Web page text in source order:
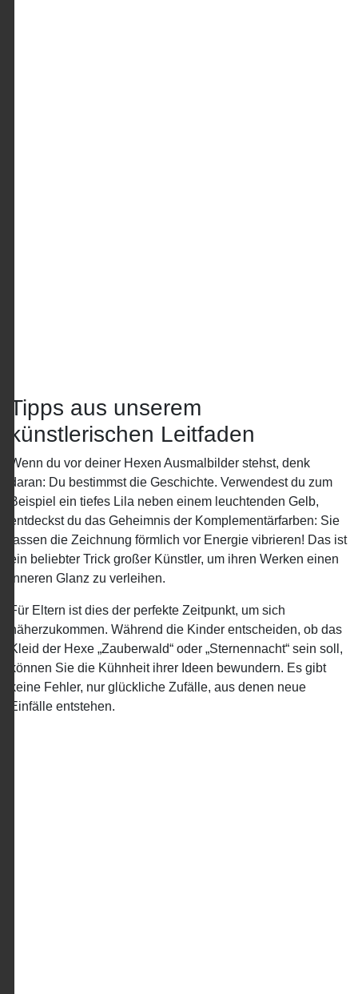
Tipps aus unserem
künstlerischen Leitfaden
Wenn du vor deiner Hexen Ausmalbilder stehst, denk
daran: Du bestimmst die Geschichte. Verwendest du zum
Beispiel ein tiefes Lila neben einem leuchtenden Gelb,
entdeckst du das Geheimnis der Komplementärfarben: Sie
lassen die Zeichnung förmlich vor Energie vibrieren! Das ist
ein beliebter Trick großer Künstler, um ihren Werken einen
inneren Glanz zu verleihen.
Für Eltern ist dies der perfekte Zeitpunkt, um sich
näherzukommen. Während die Kinder entscheiden, ob das
Kleid der Hexe „Zauberwald“ oder „Sternennacht“ sein soll,
können Sie die Kühnheit ihrer Ideen bewundern. Es gibt
keine Fehler, nur glückliche Zufälle, aus denen neue
Einfälle entstehen.